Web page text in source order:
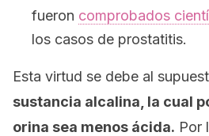
fueron comprobados
los casos de prostatitis.
Esta virtud se debe al
sustancia alcalina, la cual
orina sea menos ácida. Por